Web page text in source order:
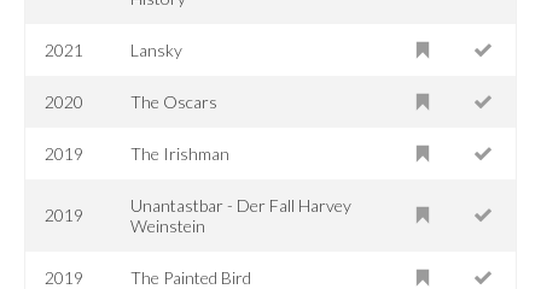
2021 Lansky
2020 The Oscars
2019 The Irishman
2019
Unantastbar - Der Fall Harvey
Weinstein
2019 The Painted Bird